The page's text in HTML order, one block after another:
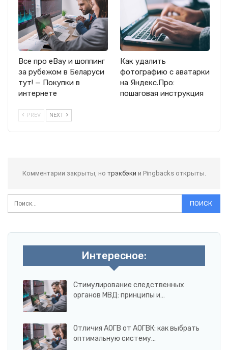
Все про eBay и шоппинг
за рубежом в Беларуси
тут! — Покупки в
интернете
Как удалить
фотографию с аватарки
на Яндекс.Про:
пошаговая инструкция
PREV NEXT
Комментарии закрыты, но трэкбэки и Pingbacks открыты.
Интересное:
Стимулирование следственных
органов МВД: принципы и…
Отличия АОГВ от АОГВК: как выбрать
оптимальную систему…